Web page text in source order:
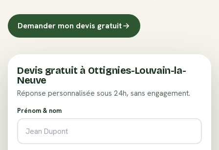
Demander mon devis gratuit
Devis gratuit à Ottignies-Louvain-la-
Neuve
Réponse personnalisée sous 24h, sans engagement.
Prénom & nom